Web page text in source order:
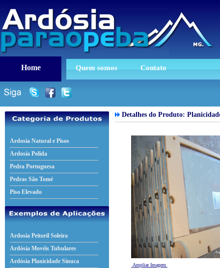
Home Quem somos Contato
Ardosia Natural e Pisos
Ardosia Polida
Pedra Portuguesa
Pedras São Tomé
Piso Elevado
Ardosia Peitoril Soleira
Ardósia Movéis Tubulares
Ardósia Planicidade Sinuca
Detalhes do Produto:
Ampliar Imagem